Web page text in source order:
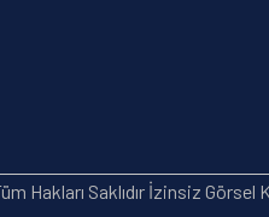
Hakları Saklıdır İzinsiz Görsel